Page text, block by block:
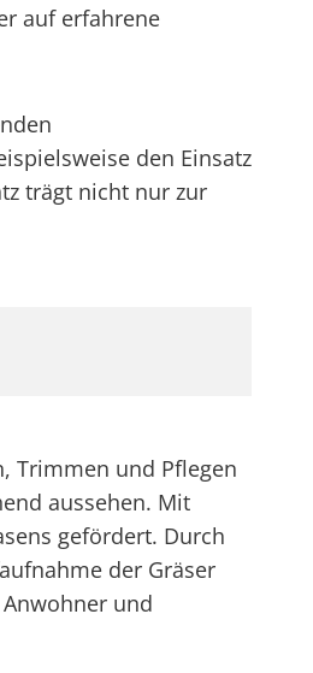
auf erfahrene
den Einsatz
trägt nicht nur zur
Trimmen und Pflegen
aussehen. Mit
gefördert. Durch
der Gräser
und